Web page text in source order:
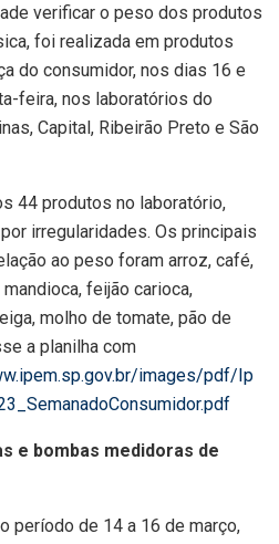
verificar o peso dos produtos
foi realizada em produtos
do consumidor, nos dias 16 e
feira, nos laboratórios do
Capital, Ribeirão Preto e São
44 produtos no laboratório,
irregularidades. Os principais
ao peso foram arroz, café,
feijão carioca,
molho de tomate, pão de
a planilha com
images/pdf/Ip
e bombas medidoras de
período de 14 a 16 de março,